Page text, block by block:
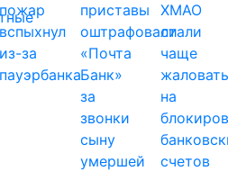
пожар
вспыхнул
из-за
пауэрбанка
приставы
оштрафовали
«Почта
Банк»
за
звонки
сыну
умершей
ХМАО
стали
чаще
на
счетов